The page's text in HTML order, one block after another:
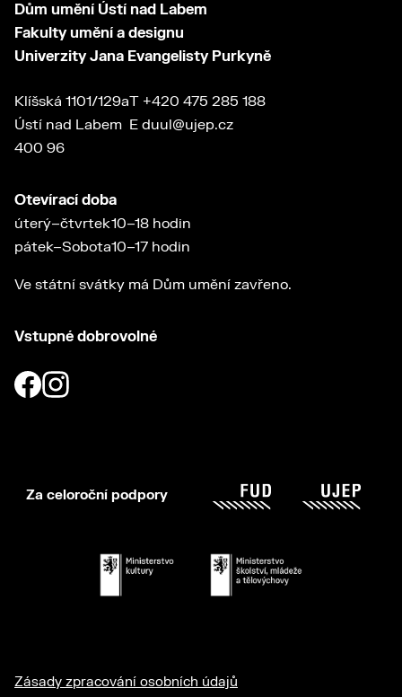
Dům umění Ústí nad Labem
Fakulty umění a designu
Univerzity Jana Evangelisty Purkyně
Klíšská 1101/129a
Ústí nad Labem
400 96
T +420 475 285 188
E duul@ujep.cz
Otevírací doba
úterý–čtvrtek
pátek–Sobota
10–18 hodin
10–17 hodin
Ve státní svátky má Dům umění zavřeno.
Vstupné dobrovolné
Za celoroční podpory
Zásady zpracování osobních údajů